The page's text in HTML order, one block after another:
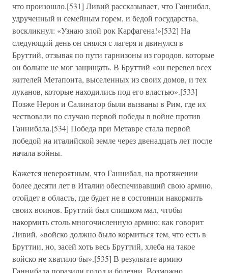
что произошло.[531] Ливий рассказывает, что Ганнибал,
удрученный и семейным горем, и бедой государства,
воскликнул: «Узнаю злой рок Карфагена!»[532] На
следующий день он снялся с лагеря и двинулся в
Бруттий, отзывая по пути гарнизоны из городов, которые
он больше не мог защищать. В Бруттий «он перевел всех
жителей Метапонта, выселенных из своих домов, и тех
луканов, которые находились под его властью».[533]
Позже Нерон и Салинатор были вызваны в Рим, где их
чествовали по случаю первой победы в войне против
Ганнибала.[534] Победа при Метавре стала первой
победой на италийской земле через двенадцать лет после
начала войны.
Кажется невероятным, что Ганнибал, на протяжении
более десяти лет в Италии обеспечивавший свою армию,
отойдет в область, где будет не в состоянии накормить
своих воинов. Бруттий был слишком мал, чтобы
накормить столь многочисленную армию; как говорит
Ливий, «войско должно было кормиться тем, что есть в
Бруттии, но, засей хоть весь Бруттий, хлеба на такое
войско не хватило бы».[535] В результате армию
Ганнибала поразили голод и болезни. Возможно,